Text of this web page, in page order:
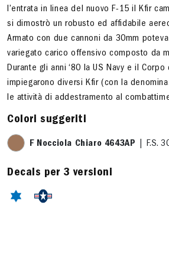
l’entrata in linea del nuovo F-15 il Kfir
si dimostrò un robusto ed affidabile
Armato con due cannoni da 30mm
variegato carico offensivo composto da
Durante gli anni ‘80 la US Navy e il Corpo
impiegarono diversi Kfir (con la
le attività di addestramento al
Colori suggeriti
F Nocciola Chiaro 4643AP | F.S.
Decals per 3 versioni